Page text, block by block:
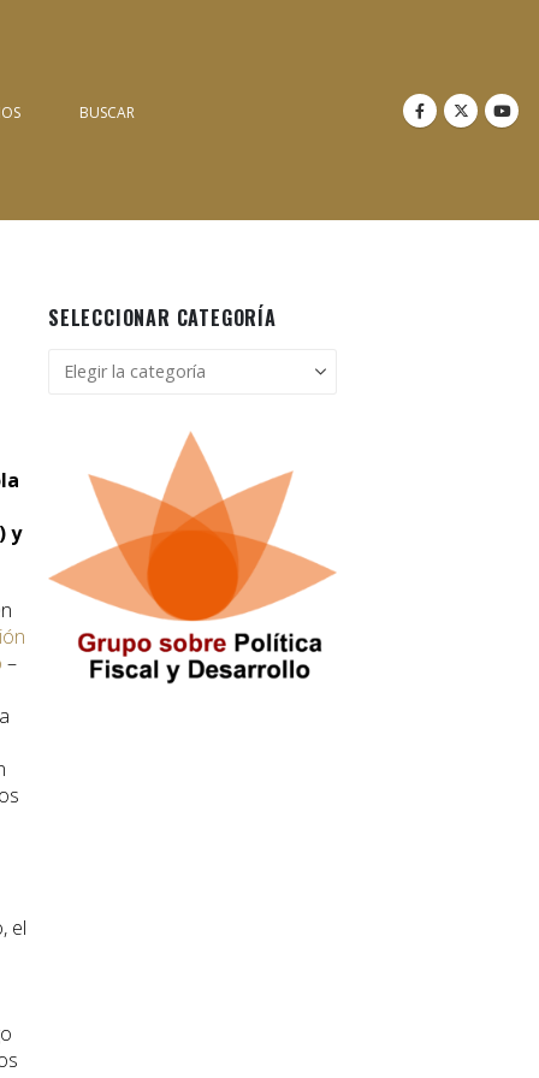
BUSCAR
y
–
el
SELECCIONAR CATEGORÍA
Seleccionar
categoría